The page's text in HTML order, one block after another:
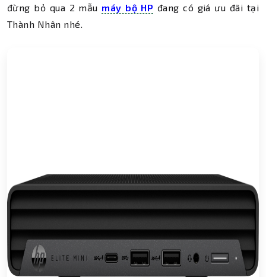
đừng bỏ qua 2 mẫu máy bộ HP đang có giá ưu đãi tại
Thành Nhân nhé.